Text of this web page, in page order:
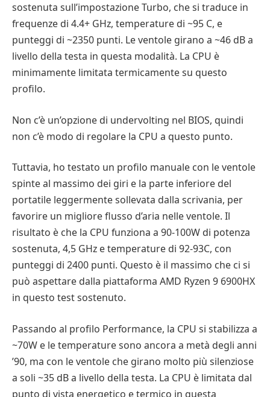
sostenuta sull’impostazione Turbo, che si traduce in
frequenze di 4.4+ GHz, temperature di ~95 C, e
punteggi di ~2350 punti. Le ventole girano a ~46 dB a
livello della testa in questa modalità. La CPU è
minimamente limitata termicamente su questo
profilo.
Non c’è un’opzione di undervolting nel BIOS, quindi
non c’è modo di regolare la CPU a questo punto.
Tuttavia, ho testato un profilo manuale con le ventole
spinte al massimo dei giri e la parte inferiore del
portatile leggermente sollevata dalla scrivania, per
favorire un migliore flusso d’aria nelle ventole. Il
risultato è che la CPU funziona a 90-100W di potenza
sostenuta, 4,5 GHz e temperature di 92-93C, con
punteggi di 2400 punti. Questo è il massimo che ci si
può aspettare dalla piattaforma AMD Ryzen 9 6900HX
in questo test sostenuto.
Passando al profilo Performance, la CPU si stabilizza a
~70W e le temperature sono ancora a metà degli anni
’90, ma con le ventole che girano molto più silenziose
a soli ~35 dB a livello della testa. La CPU è limitata dal
punto di vista energetico e termico in questa